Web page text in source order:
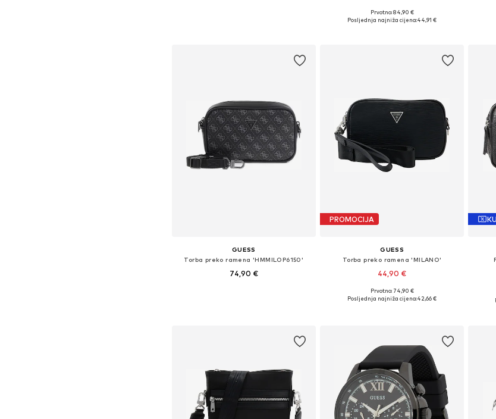
Dostupne veličine: One Size
Prvotno: 84,90 €
Posljednja najniža cijena:44,91 €
GUESS
Torba preko ramena 'HMMILOP6150'
74,90 €
PROMOCIJA
GUESS
Torba preko ramena 'MILANO'
44,90 €
Dostupne veličine: One Size
Prvotno: 74,90 €
Posljednja najniža cijena:42,66 €